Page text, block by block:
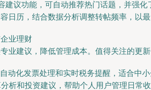
建议功能，可自动推荐热门话题，并强化
日历，结合数据分析调整转帖频率，以最
业理财
业建议，降低管理成本。值得关注的更新
动化发票处理和实时税务提醒，适合中小
析和投资建议，帮助个人用户管理日常收